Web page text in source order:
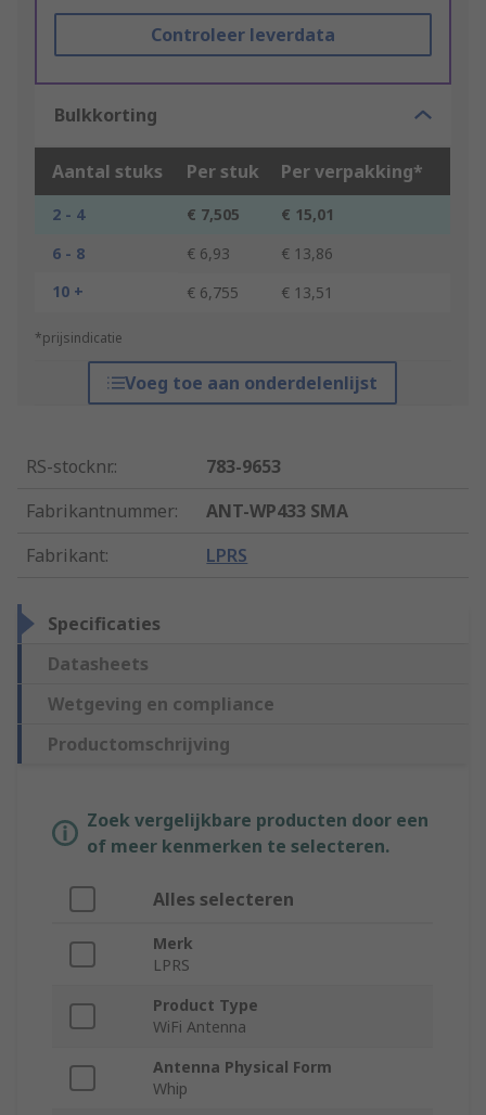
Controleer leverdata
Bulkkorting
Aantal stuks Per stuk Per verpakking*
2 - 4 € 7,505
€ 15,01
6 - 8
€ 6,93
€ 13,86
10 +
€ 6,755 € 13,51
*prijsindicatie
Voeg toe aan onderdelenlijst
RS-stocknr.:
783-9653
Fabrikantnummer:
ANT-WP433 SMA
Fabrikant: LPRS
Specificaties
Datasheets
Wetgeving en compliance
Productomschrijving
Zoek vergelijkbare producten door een
of meer kenmerken te selecteren.
Alles selecteren
Merk
LPRS
Product Type
WiFi Antenna
Antenna Physical Form
Whip